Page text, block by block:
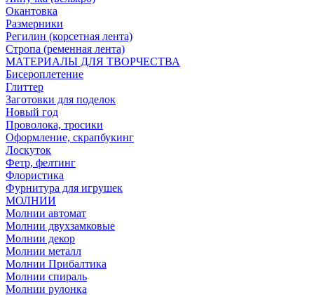
Окантовка
Размерники
Регилин (корсетная лента)
Стропа (ременная лента)
МАТЕРИАЛЫ ДЛЯ ТВОРЧЕСТВА
Бисероплетение
Глиттер
Заготовки для поделок
Новый год
Проволока, тросики
Оформление, скрапбукинг
Лоскуток
Фетр, фелтинг
Флористика
Фурнитура для игрушек
МОЛНИИ
Молнии автомат
Молнии двухзамковые
Молнии декор
Молнии металл
Молнии Прибалтика
Молнии спираль
Молнии рулонка